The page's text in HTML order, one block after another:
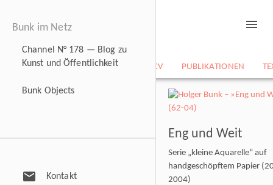
NEWS BILDARCHIV CV PUBLIKATIONEN
menu
Bunk im Netz
Channel N° 178 — Blog zu
Kunst und Öffentlichkeit
Bunk Objects
mail Kontakt
Eng und Weit
Serie „kleine Aquarelle“ auf
handgeschöpftem Papier
2004)